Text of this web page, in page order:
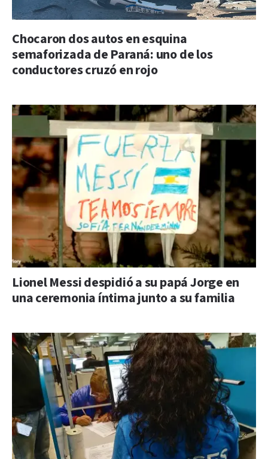
Chocaron dos autos en esquina
semaforizada de Paraná: uno de los
conductores cruzó en rojo
Lionel Messi despidió a su papá Jorge en
una ceremonia íntima junto a su familia